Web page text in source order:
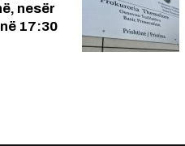
nesër
17:30